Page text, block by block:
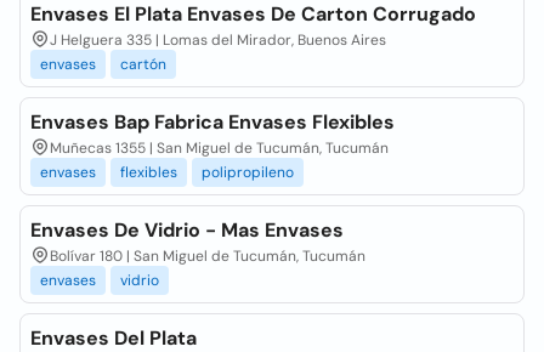
Envases El Plata Envases De Carton Corrugado
J Helguera 335 | Lomas del Mirador, Buenos Aires
envases
cartón
Envases Bap Fabrica Envases Flexibles
Muñecas 1355 | San Miguel de Tucumán, Tucumán
envases
flexibles polipropileno
Envases De Vidrio - Mas Envases
Bolívar 180 | San Miguel de Tucumán, Tucumán
envases
vidrio
Envases Del Plata